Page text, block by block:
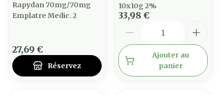
Rapydan 70mg/70mg
Emplatre Medic. 2
27,69 €
Réservez
10x10g 2%
33,98 €
Ajouter au
panier